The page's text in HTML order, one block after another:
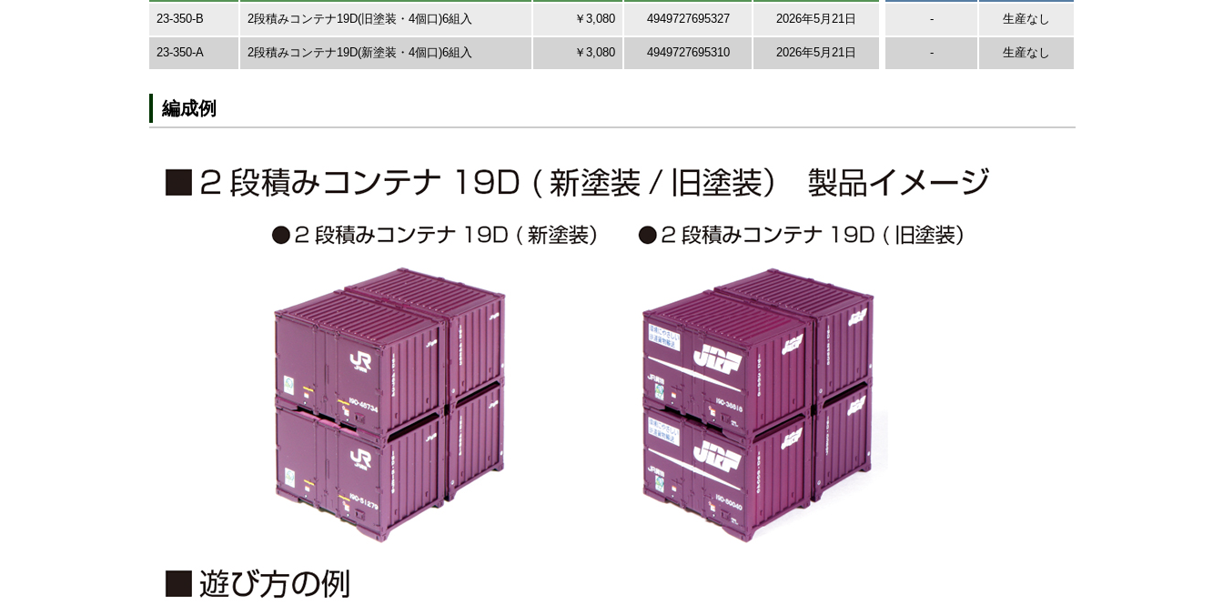
23-350-B 2段積みコンテナ19D(旧塗装・4個口)6組入 ￥3,080 4949727695327 2026年5月21日 - 生産なし
23-350-A 2段積みコンテナ19D(新塗装・4個口)6組入 ￥3,080 4949727695310 2026年5月21日 - 生産なし
編成例